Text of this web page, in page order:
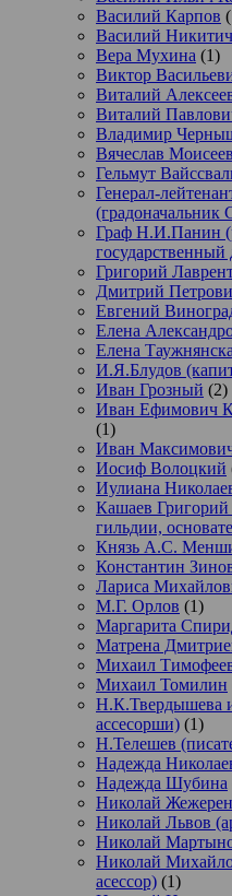
Василий Карпов
Василий
Вера Мухина (1)
Виктор
Виталий
Виталий
Владимир
Вячеслав
Гельмут
Генерал-
(градоначальник
Граф Н.И.Панин
государственный
Григорий
Дмитрий
Евгений
Елена
Елена
И.Я.Блудов
Иван Грозный (2)
Иван Ефимович
(1)
Иван
Иосиф Волоцкий
Иулиана
Кашаев Григорий
гильдии,
Князь А.С.
Константин
Лариса
М.Г. Орлов (1)
Маргарита
Матрена
Михаил
Михаил Томилин
Н.К.Твердышева
ассесорши) (1)
Н.Телешев
Надежда
Надежда Шубина
Николай
Николай Львов
Николай
Николай
асессор) (1)